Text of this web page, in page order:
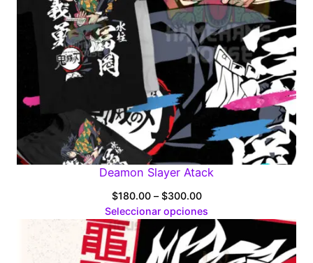
Deamon Slayer Atack
$180.00 – $300.00Price
range:
$180.00
through
$300.00
Seleccionar opciones